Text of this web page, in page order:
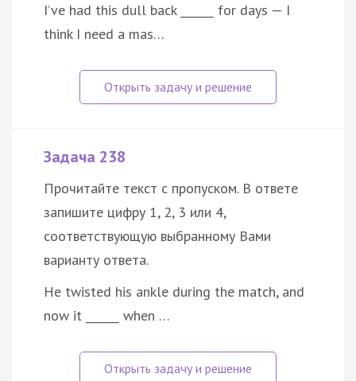
I’ve had this dull back ______ for days — I
think I need a mas…
Задача 238
Прочитайте текст с пропуском. В ответе
запишите цифру 1, 2, 3 или 4,
соответствующую выбранному Вами
варианту ответа.
He twisted his ankle during the match, and
now it ______ when …